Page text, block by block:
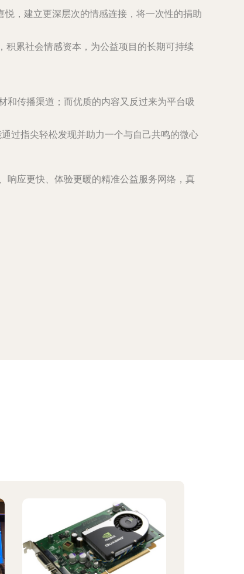
悦，建立更深层次的情感连接，将一次性的捐助
积累社会情感资本，为公益项目的长期可持续
和传播渠道；而优质的内容又反过来为平台吸
过指尖轻松发现并助力一个与自己共鸣的微心
响应更快、体验更暖的精准公益服务网络，真